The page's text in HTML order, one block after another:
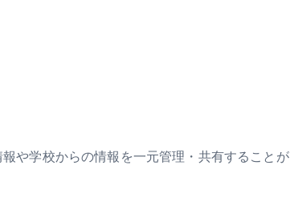
や学校からの情報を一元管理・共有することが